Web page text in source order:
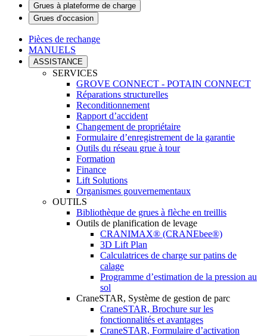
Grues à plateforme de charge
Grues d’occasion
Pièces de rechange
MANUELS
ASSISTANCE
SERVICES
GROVE CONNECT - POTAIN CONNECT
Réparations structurelles
Reconditionnement
Rapport d’accident
Changement de propriétaire
Formulaire d’enregistrement de la garantie
Outils du réseau grue à tour
Formation
Finance
Lift Solutions
Organismes gouvernementaux
OUTILS
Bibliothèque de grues à flèche en treillis
Outils de planification de levage
CRANIMAX® (CRANEbee®)
3D Lift Plan
Calculatrices de charge sur patins de
calage
Programme d’estimation de la pression au
sol
CraneSTAR, Système de gestion de parc
CraneSTAR, Brochure sur les
fonctionnalités et avantages
CraneSTAR, Formulaire d’activation